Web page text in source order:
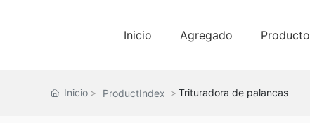
Inicio Agregado Producto
Inicio ProductIndex Trituradora de palancas